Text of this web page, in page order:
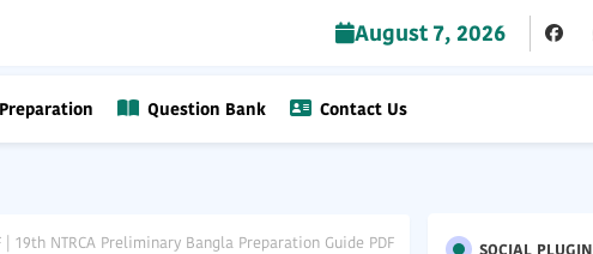
August 7, 2026
Preparation Question Bank Contact Us
| 19th NTRCA Preliminary Bangla Preparation Guide PDF